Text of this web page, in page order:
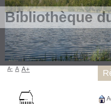
Bibliothèque
A- A A+